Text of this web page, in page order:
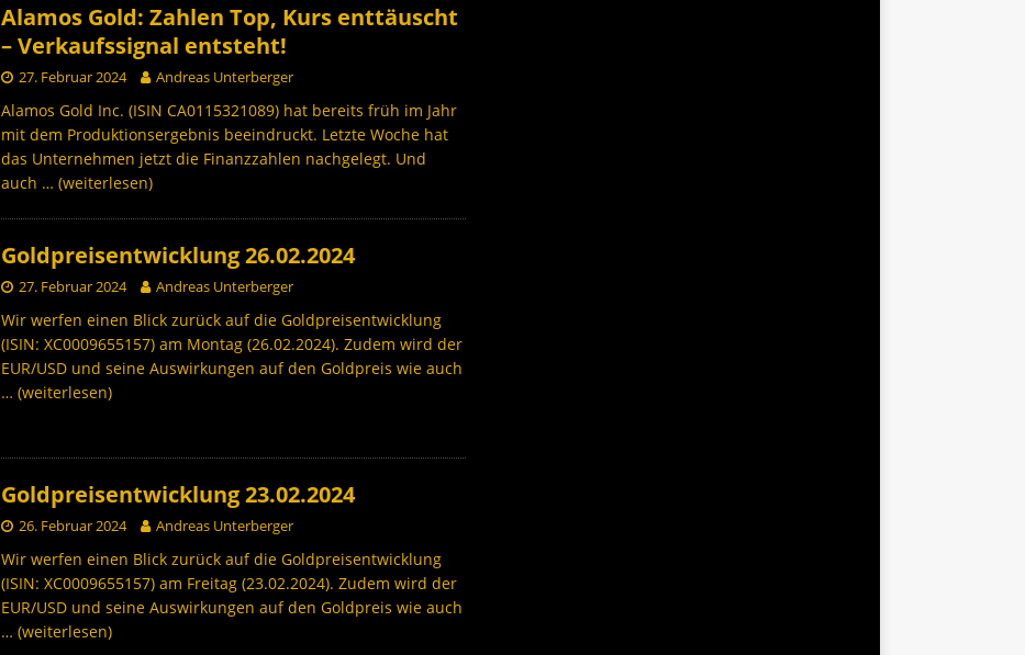
Alamos Gold: Zahlen Top, Kurs enttäuscht
– Verkaufssignal entsteht!
27. Februar 2024 Andreas Unterberger
Alamos Gold Inc. (ISIN CA0115321089) hat bereits früh im Jahr
mit dem Produktionsergebnis beeindruckt. Letzte Woche hat
das Unternehmen jetzt die Finanzzahlen nachgelegt. Und
auch … (weiterlesen)
Goldpreisentwicklung 26.02.2024
27. Februar 2024 Andreas Unterberger
Wir werfen einen Blick zurück auf die Goldpreisentwicklung
(ISIN: XC0009655157) am Montag (26.02.2024). Zudem wird der
EUR/USD und seine Auswirkungen auf den Goldpreis wie auch
… (weiterlesen)
Goldpreisentwicklung 23.02.2024
26. Februar 2024 Andreas Unterberger
Wir werfen einen Blick zurück auf die Goldpreisentwicklung
(ISIN: XC0009655157) am Freitag (23.02.2024). Zudem wird der
EUR/USD und seine Auswirkungen auf den Goldpreis wie auch
… (weiterlesen)